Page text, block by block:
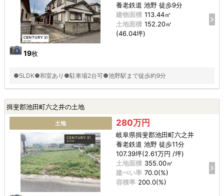
19枚
養老鉄道 池野 徒歩9分
建物面積 113.44㎡
土地面積 152.20㎡
(46.04坪)
●5LDK●和室あり●駐車場2台可●池野駅まで徒歩約9分
揖斐郡池田町六之井の土地
土地 280万円
岐阜県揖斐郡池田町六之井
養老鉄道 池野 徒歩11分
107.39坪(2.61万円 /坪)
土地面積 355.00㎡
建ぺい率 70.0(%)
容積率 200.0(%)